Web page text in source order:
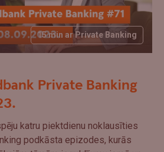
15 min ar Private Banking
Private Banking
katru piektdienu noklausīties
podkāsta epizodes, kurās